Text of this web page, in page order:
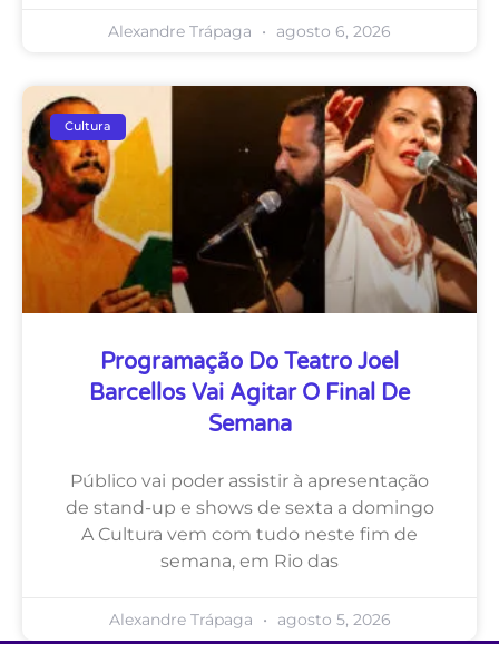
Alexandre Trápaga agosto 6, 2026
Cultura
Programação Do Teatro Joel
Barcellos Vai Agitar O Final De
Semana
Público vai poder assistir à apresentação
de stand-up e shows de sexta a domingo
A Cultura vem com tudo neste fim de
semana, em Rio das
Alexandre Trápaga agosto 5, 2026